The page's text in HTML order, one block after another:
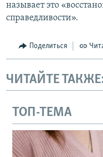
называет это
справедливости».
Поделиться
ЧИТАЙТЕ ТАКЖЕ:
ТОП-ТЕМА